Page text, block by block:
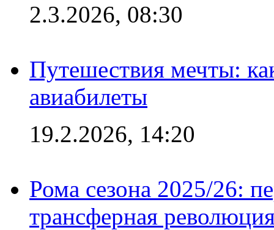
2.3.2026, 08:30
Путешествия мечты:
авиабилеты
19.2.2026, 14:20
Рома сезона 2025/26:
трансферная